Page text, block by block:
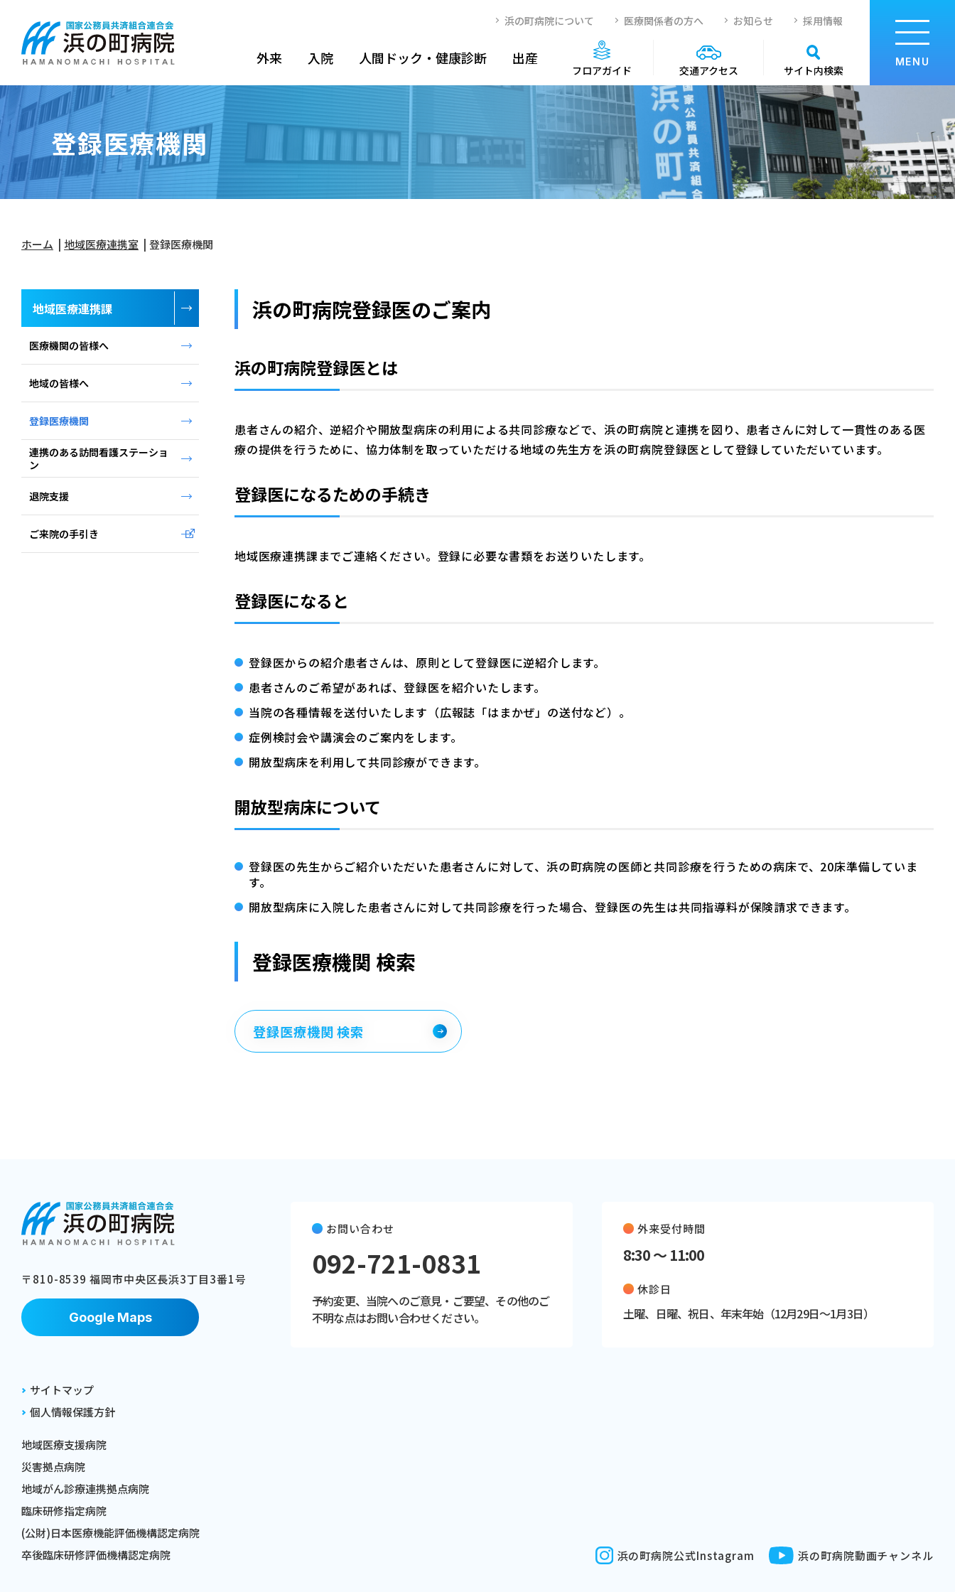
浜の町病院について 医療関係者の方へ お知らせ 採用情報
外来 入院 人間ドック・健康診断 出産
フロアガイド 交通アクセス サイト内検索
MENU
登録医療機関
ホーム 地域医療連携室 登録医療機関
浜の町病院登録医のご案内
浜の町病院登録医とは
患者さんの紹介、逆紹介や開放型病床の利用による共同診療などで、浜の町病院と連携を図り、患者さんに対して一貫性のある医
療の提供を行うために、協力体制を取っていただける地域の先生方を浜の町病院登録医として登録していただいています。
登録医になるための手続き
地域医療連携課までご連絡ください。登録に必要な書類をお送りいたします。
登録医になると
登録医からの紹介患者さんは、原則として登録医に逆紹介します。
患者さんのご希望があれば、登録医を紹介いたします。
当院の各種情報を送付いたします（広報誌「はまかぜ」の送付など）。
症例検討会や講演会のご案内をします。
開放型病床を利用して共同診療ができます。
開放型病床について
登録医の先生からご紹介いただいた患者さんに対して、浜の町病院の医師と共同診療を行うための病床で、20床準備していま
す。
開放型病床に入院した患者さんに対して共同診療を行った場合、登録医の先生は共同指導料が保険請求できます。
登録医療機関 検索
登録医療機関 検索
地域医療連携課
医療機関の皆様へ
地域の皆様へ
登録医療機関
連携のある訪問看護ステーショ
ン
退院支援
ご来院の手引き
〒810-8539 福岡市中央区⻑浜3丁⽬3番1号
Google Maps
サイトマップ
個人情報保護方針
地域医療支援病院
災害拠点病院
地域がん診療連携拠点病院
臨床研修指定病院
(公財)日本医療機能評価機構認定病院
卒後臨床研修評価機構認定病院
お問い合わせ
092-721-0831
予約変更、当院へのご意見・ご要望、その他のご
不明な点はお問い合わせください。
外来受付時間
8:30 〜 11:00
休診日
土曜、日曜、祝日、 年末年始（12月29日〜1月3日）
浜の町病院公式Instagram 浜の町病院動画チャンネル